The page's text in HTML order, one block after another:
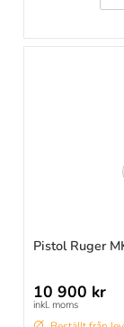
Pistol Ruger
10 900 kr
inkl. moms